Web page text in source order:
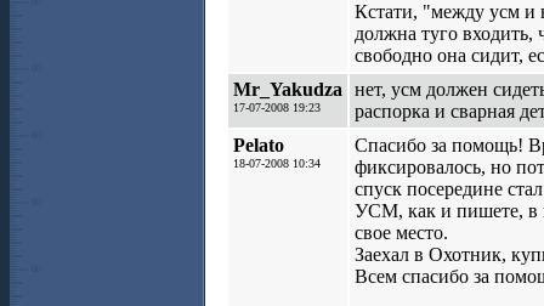
Кстати, "между усм и
должна туго
свободно она сидит,
Mr_Yakudza
17-07-2008 19:23
нет, усм должен
распорка и сварная
Pelato
18-07-2008 10:34
Спасибо за помощь!
фиксировалось, но
спуск посередине
УСМ, как и пишете, в
свое место.
Заехал в Охотник,
Всем спасибо за